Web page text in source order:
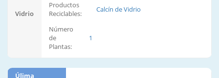
Vidrio
Productos
Reciclables:
Calcín de Vidrio
Número
de
Plantas:
1
Úlima